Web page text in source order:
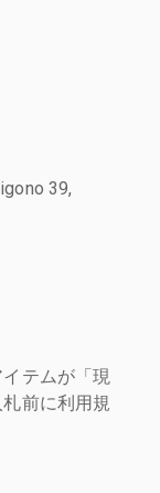
39,
テムが「現
前に利用規